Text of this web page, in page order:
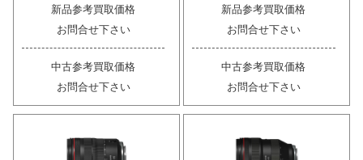
新品参考買取価格
お問合せ下さい
中古参考買取価格
お問合せ下さい
新品参考買取価格
お問合せ下さい
中古参考買取価格
お問合せ下さい